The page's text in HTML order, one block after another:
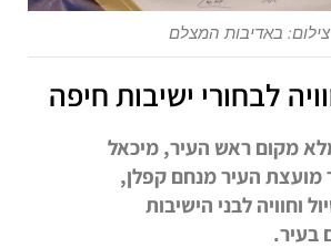
צילום: באדיבות המצלם
לבחורי ישיבות חיפה
מקום ראש העיר, מיכאל
מועצת העיר מנחם קפלן,
וחוויה לבני הישיבות
בעיר.